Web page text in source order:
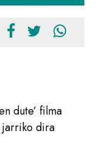
dute’ filma
jarriko dira